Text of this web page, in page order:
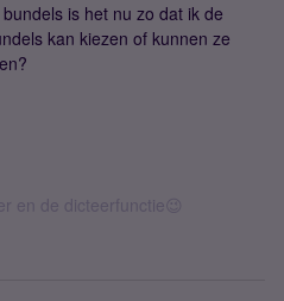
is het nu zo dat ik de
kan kiezen of kunnen ze
en de dicteerfunctie😉